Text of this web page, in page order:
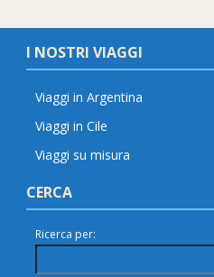
I NOSTRI VIAGGI
Viaggi in Argentina
Viaggi in Cile
Viaggi su misura
CERCA
Ricerca per: